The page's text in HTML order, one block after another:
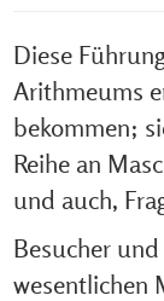
Diese
Arithmeums
bekommen;
Reihe an
und auch,
Besucher
wesentlichen